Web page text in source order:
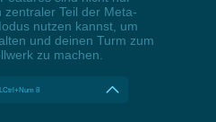
Teil der Meta-
nutzen kannst, um
und deinen Turm zum
zu machen.
LCtrl+Num 8